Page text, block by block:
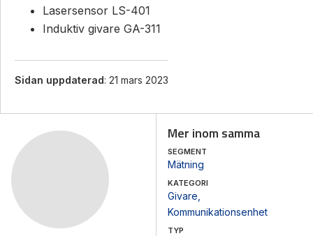
Mer inom samma
SEGMENT
Mätning
KATEGORI
Givare
Kommunikationsenhet
TYP
Lasersensor LS-401
Induktiv givare GA-311
Sidan uppdaterad: 21 mars 2023